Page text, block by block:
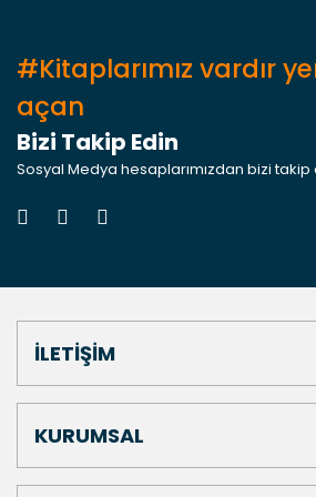
#Kitaplarımız vardır
açan
Bizi Takip Edin
Sosyal Medya hesaplarımızdan bizi takip
İLETİŞİM
KURUMSAL